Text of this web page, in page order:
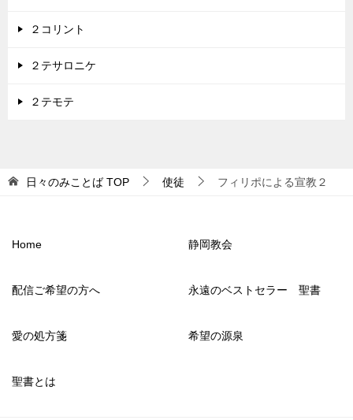
２コリント
２テサロニケ
２テモテ
日々のみことばTOP 使徒 フィリポによる宣教２
Home 静岡教会
配信ご希望の方へ 永遠のベストセラー 聖書
愛の処方箋 希望の源泉
聖書とは